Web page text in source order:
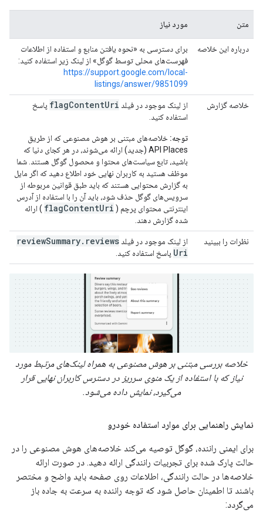
متن مورد نیاز
درباره این خلاصه
برای دسترسی به «نحوه یافتن منابع و استفاده از اطلاعات
فهرست‌های محلی توسط گوگل» از لینک زیر استفاده کنید:
https://support.google.com/local-
listings/answer/9851099
خلاصه گزارش از لینک موجود در فیلد flagContentUri پاسخ
استفاده کنید.
توجه: خلاصه‌های مبتنی بر هوش مصنوعی که از طریق
API Places (جدید) ارائه می‌شوند، در هر کجای دنیا که
باشید، تابع سیاست‌های محتوا و محصول گوگل هستند. شما
موظف هستید به کاربران نهایی خود اطلاع دهید که اگر مایل
به گزارش محتوایی هستند که باید طبق قوانین مربوطه از
سرویس‌های گوگل حذف شود، باید آن را با استفاده از آدرس
اینترنتی محتوای پرچم ( flagContentUri ) ارائه
شده گزارش دهند.
نظرات را ببینید از لینک موجود در فیلد reviewSummary. reviews
Uri پاسخ استفاده کنید.
خلاصه بررسی مبتنی بر هوش مصنوعی به همراه لینک‌های مرتبط مورد
نیاز که با استفاده از یک منوی سرریز در دسترس کاربران نهایی قرار
می‌گیرد، نمایش داده می‌شود.
نمایش راهنمایی برای موارد استفاده خودرو
برای ایمنی راننده، گوگل توصیه می‌کند خلاصه‌های هوش مصنوعی را در
حالت پارک شده برای تجربیات رانندگی ارائه دهید. در صورت ارائه
خلاصه‌ها در حالت رانندگی، اطلاعات روی صفحه باید واضح و مختصر
باشند تا اطمینان حاصل شود که توجه راننده به سرعت به جاده باز
می‌گردد: